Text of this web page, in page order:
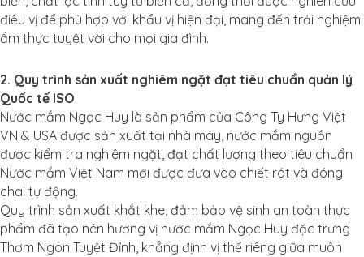
điều vị để phù hợp với khẩu vị hiện đại, mang đến trải nghiệm
ẩm thực tuyệt vời cho mọi gia đình.
2. Quy trình sản xuất nghiêm ngặt đạt tiêu chuẩn quản lý
Quốc tế ISO
Nước mắm Ngọc Huy là sản phẩm của Công Ty Hưng Việt
VN & USA được sản xuất tại nhà máy, nước mắm nguồn
được kiểm tra nghiêm ngặt, đạt chất lượng theo tiêu chuẩn
Nước mắm Việt Nam mới được đưa vào chiết rót và đóng
chai tự động.
Quy trình sản xuất khắt khe, đảm bảo vệ sinh an toàn thực
phẩm đã tạo nên hương vị nước mắm Ngọc Huy đặc trưng
Thơm Ngon Tuyệt Đỉnh, khẳng định vị thế riêng giữa muôn